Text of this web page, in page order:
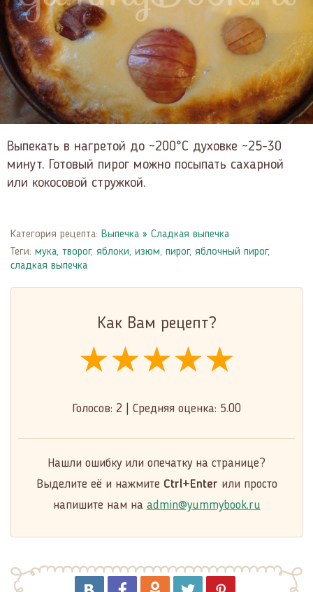
Выпекать в нагретой до ~200°С духовке ~25-30
минут. Готовый пирог можно посыпать сахарной
или кокосовой стружкой.
Категория рецепта: Выпечка » Сладкая выпечка
Теги: мука, творог, яблоки, изюм, пирог, яблочный пирог,
сладкая выпечка
Как Вам рецепт?
★★★★★
★★★★★
★★★★★
Голосов: 2 Средняя оценка: 5.00
Нашли ошибку или опечатку на странице?
Выделите её и нажмите Ctrl+Enter или просто
напишите нам на admin@yummybook.ru